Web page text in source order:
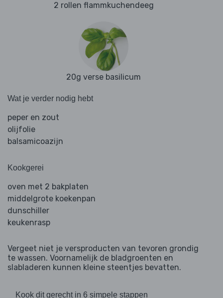
2 rollen flammkuchendeeg
20g verse basilicum
Wat je verder nodig hebt
peper en zout
olijfolie
balsamicoazijn
Kookgerei
oven met 2 bakplaten
middelgrote koekenpan
dunschiller
keukenrasp
Vergeet niet je versproducten van tevoren grondig
te wassen. Voornamelijk de bladgroenten en
slabladeren kunnen kleine steentjes bevatten.
Kook dit gerecht in 6 simpele stappen